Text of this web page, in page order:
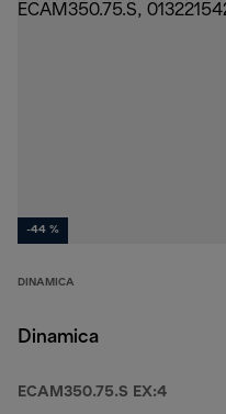
-44 %
DINAMICA
Dinamica
ECAM350.75.S EX:4